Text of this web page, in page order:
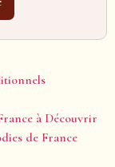
à Découvrir
de France